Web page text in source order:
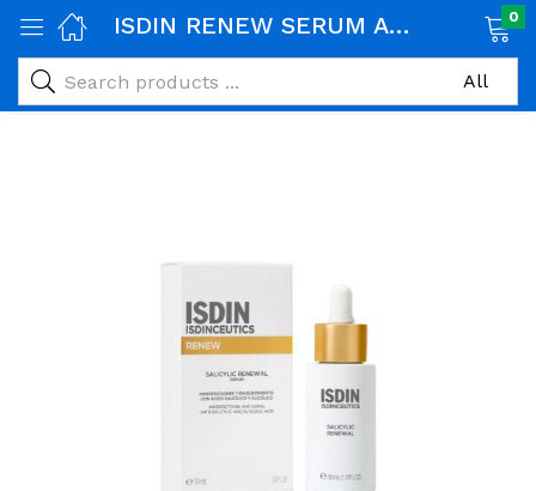
alimentaires)
ISDIN RENEW SERUM ACIDE SALYCILIQUE 30 ML 0